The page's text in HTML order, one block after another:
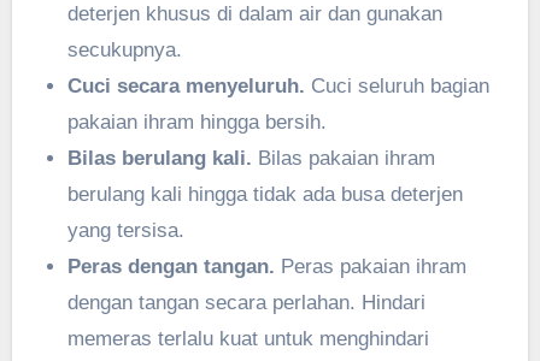
deterjen khusus di dalam air dan gunakan
secukupnya.
Cuci secara menyeluruh. Cuci seluruh bagian
pakaian ihram hingga bersih.
Bilas berulang kali. Bilas pakaian ihram
berulang kali hingga tidak ada busa deterjen
yang tersisa.
Peras dengan tangan. Peras pakaian ihram
dengan tangan secara perlahan. Hindari
memeras terlalu kuat untuk menghindari